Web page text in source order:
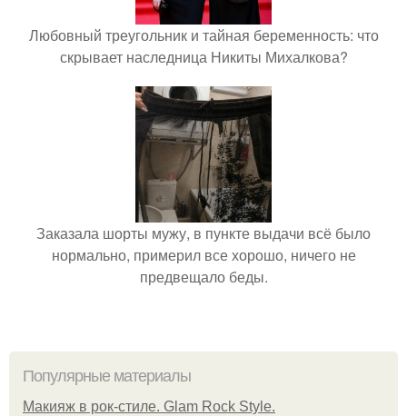
Любовный треугольник и тайная беременность: что
скрывает наследница Никиты Михалкова?
Заказала шорты мужу, в пункте выдачи всё было
нормально, примерил все хорошо, ничего не
предвещало беды.
Популярные материалы
Макияж в рок-стиле. Glam Rock Style.